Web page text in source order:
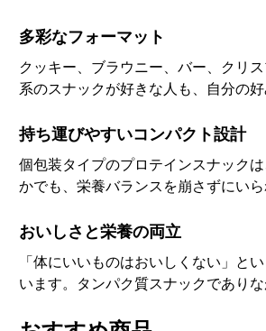
多彩なフォーマット
クッキー、ブラウニー、バー、クリ
系のスナックが好きな人も、自分の
持ち運びやすいコンパクト設計
個包装タイプのプロテインスナック
かでも、栄養バランスを崩さずにい
おいしさと栄養の両立
「体にいいものはおいしくない」と
います。タンパク質スナックであり